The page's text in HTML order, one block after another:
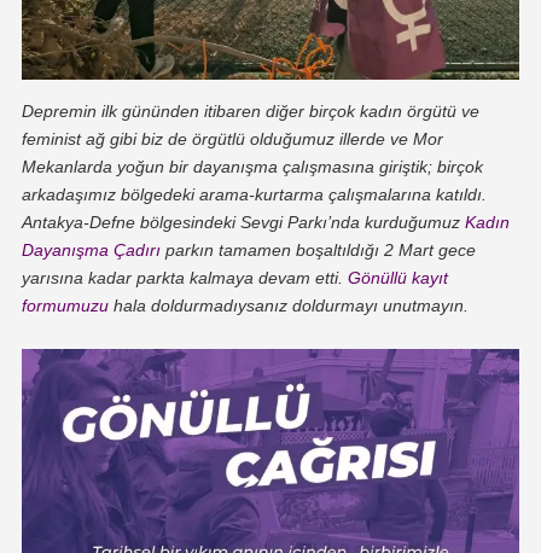
Depremin ilk gününden itibaren diğer birçok kadın örgütü ve
feminist ağ gibi biz de örgütlü olduğumuz illerde ve Mor
Mekanlarda yoğun bir dayanışma çalışmasına giriştik; birçok
arkadaşımız bölgedeki arama-kurtarma çalışmalarına katıldı.
Antakya-Defne bölgesindeki Sevgi Parkı’nda kurduğumuz Kadın
Dayanışma Çadırıparkın tamamen boşaltıldığı 2 Mart gece
yarısına kadar parkta kalmaya devam etti. Gönüllü kayıt
formumuzuhala doldurmadıysanız doldurmayı unutmayın.